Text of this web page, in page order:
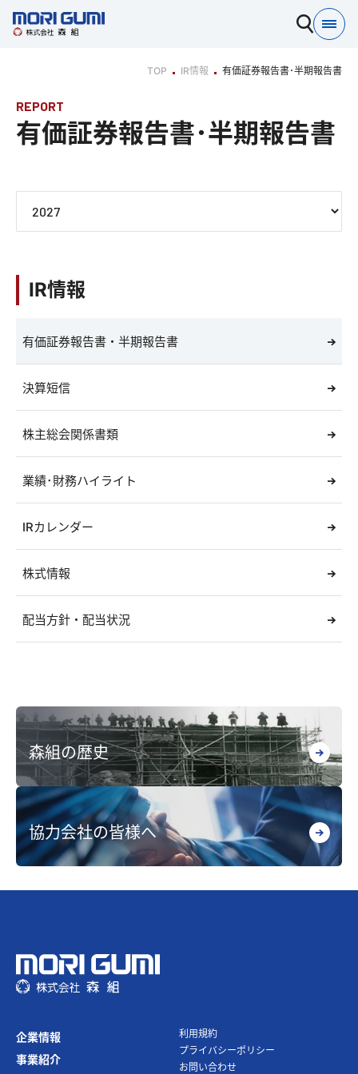
TOP IR情報 有価証券報告書･半期報告書
REPORT
有価証券報告書･半期報告書
IR情報
有価証券報告書・半期報告書
決算短信
株主総会関係書類
業績･財務ハイライト
IRカレンダー
株式情報
配当方針・配当状況
森組の歴史
協力会社の皆様へ
企業情報
事業紹介
利⽤規約
プライバシーポリシー
お問い合わせ